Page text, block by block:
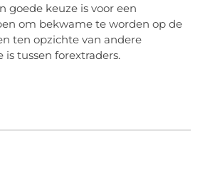
goede keuze is voor een
om bekwame te worden op de
ten opzichte van andere
tussen forextraders.